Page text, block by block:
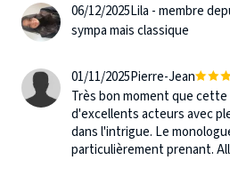
06/12/2025Lila - membre
sympa mais classique
01/11/2025Pierre-Jean
Très bon moment que
d'excellents acteurs avec
dans l'intrigue. Le
particulièrement prenant.